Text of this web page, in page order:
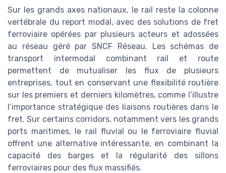
Sur les grands axes nationaux, le rail reste la colonne
vertébrale du report modal, avec des solutions de fret
ferroviaire opérées par plusieurs acteurs et adossées
au réseau géré par SNCF Réseau. Les schémas de
transport intermodal combinant rail et route
permettent de mutualiser les flux de plusieurs
entreprises, tout en conservant une flexibilité routière
sur les premiers et derniers kilomètres, comme l’illustre
l’importance stratégique des liaisons routières dans le
fret. Sur certains corridors, notamment vers les grands
ports maritimes, le rail fluvial ou le ferroviaire fluvial
offrent une alternative intéressante, en combinant la
capacité des barges et la régularité des sillons
ferroviaires pour des flux massifiés.